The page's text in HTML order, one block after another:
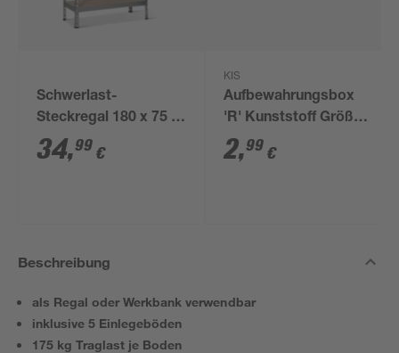
Schwerlast-
Steckregal 180 x 75 x
30 cm
34,99 €
KIS
Aufbewahrungsbox
'R' Kunststoff Größe
XS 11 Liter 37 x 25,5 x
17 cm
2,99 €
Beschreibung
als Regal oder Werkbank verwendbar
inklusive 5 Einlegeböden
175 kg Traglast je Boden